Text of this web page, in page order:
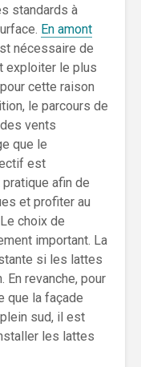
standards à
En amont
nécessaire de
exploiter le plus
cette raison
le parcours de
vents
que le
est
afin de
et profiter au
choix de
important. La
si les lattes
En revanche, pour
que la façade
sud, il est
les lattes